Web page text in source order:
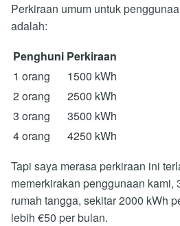
Perkiraan umum untuk
adalah:
Penghuni Perkiraan
1 orang
1500 kWh
2 orang
2500 kWh
3 orang
3500 kWh
4 orang
4250 kWh
Tapi saya merasa perkiraan ini
memerkirakan penggunaan kami,
rumah tangga, sekitar 2000 kWh
lebih €50 per bulan.